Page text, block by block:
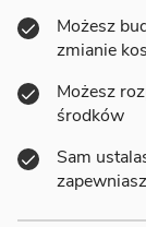
Możesz
zmianie
Możesz
środków
Sam